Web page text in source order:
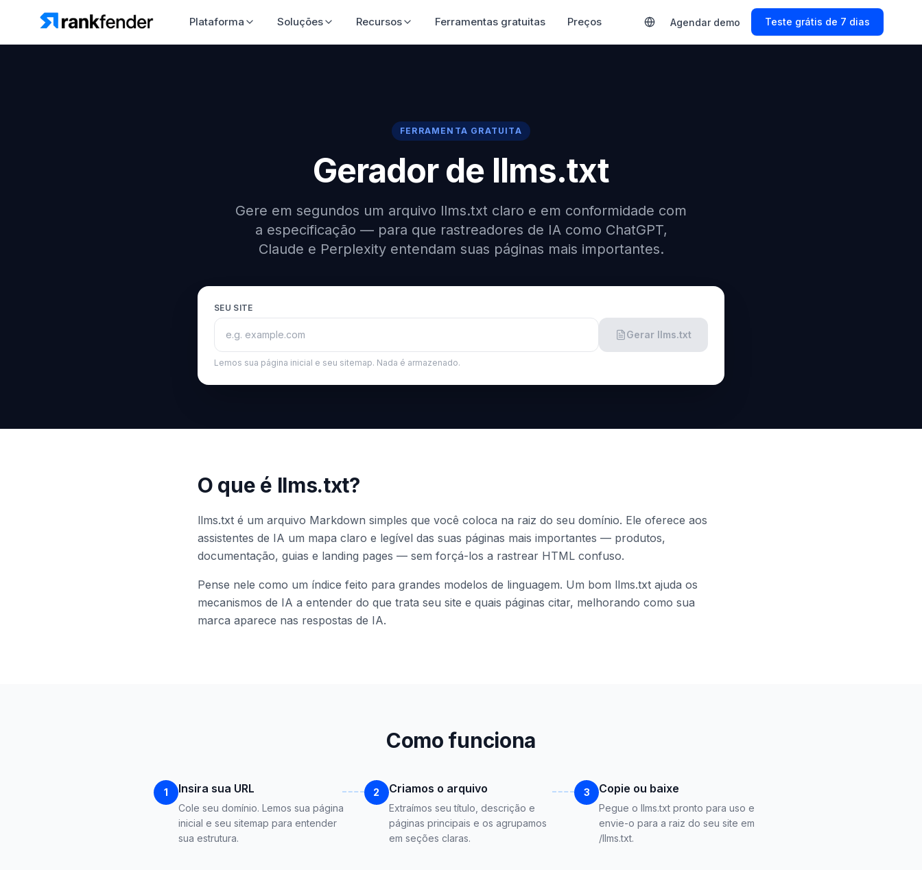
Plataforma Soluções Recursos Ferramentas gratuitas Preços Agendar demo Start Free Trial
FERRAMENTA GRATUITA
Gerador de llms.txt
Gere em segundos um arquivo llms.txt claro e em conformidade com
a especificação — para que rastreadores de IA como ChatGPT,
Claude e Perplexity entendam suas páginas mais importantes.
SEU SITE
Gerar llms.txt
Lemos sua página inicial e seu sitemap. Nada é armazenado.
O que é llms.txt?
llms.txt é um arquivo Markdown simples que você coloca na raiz do seu domínio. Ele oferece aos
assistentes de IA um mapa claro e legível das suas páginas mais importantes — produtos,
documentação, guias e landing pages — sem forçá-los a rastrear HTML confuso.
Pense nele como um índice feito para grandes modelos de linguagem. Um bom llms.txt ajuda os
mecanismos de IA a entender do que trata seu site e quais páginas citar, melhorando como sua
marca aparece nas respostas de IA.
Como funciona
1 Insira sua URL
Cole seu domínio. Lemos sua página
inicial e seu sitemap para entender
sua estrutura.
2 Criamos o arquivo
Extraímos seu título, descrição e
páginas principais e os agrupamos
em seções claras.
3 Copie ou baixe
Pegue o llms.txt pronto para uso e
envie-o para a raiz do seu site em
/llms.txt.